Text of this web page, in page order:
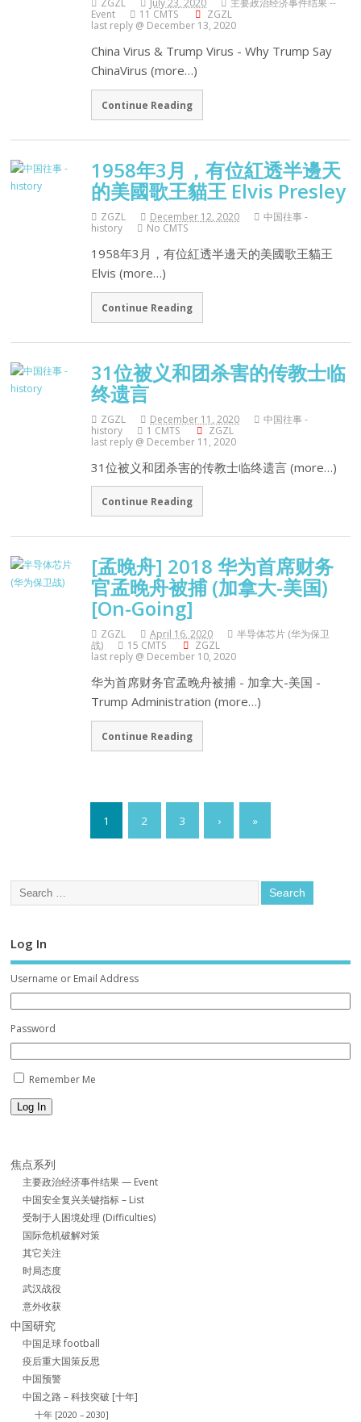
ZGZL July 23, 2020
主要政治经济事件结果 --
Event
11 CMTS
ZGZL
last reply @ December 13, 2020
China Virus & Trump Virus - Why Trump Say
ChinaVirus (more…)
Continue Reading
1958年3月，有位紅透半邊天
的美國歌王貓王 Elvis Presley
ZGZL December 12, 2020
中国往事 -
history
No CMTS
1958年3月，有位紅透半邊天的美國歌王貓王
Elvis (more…)
Continue Reading
31位被义和团杀害的传教士临
终遗言
ZGZL December 11, 2020
中国往事 -
history
1 CMTS
ZGZL
last reply @ December 11, 2020
31位被义和团杀害的传教士临终遗言 (more…)
Continue Reading
[孟晚舟] 2018 华为首席财务
官孟晚舟被捕 (加拿大-美国)
[On-Going]
ZGZL April 16, 2020
半导体芯片 (华为保卫
战)
15 CMTS
ZGZL
last reply @ December 10, 2020
华为首席财务官孟晚舟被捕 - 加拿大-美国 -
Trump Administration (more…)
Continue Reading
1 2 3 › »
Log In
Username or Email Address
Password
Remember Me
Log In
焦点系列
主要政治经济事件结果 — Event
中国安全复兴关键指标 – List
受制于人困境处理 (Difficulties)
国际危机破解对策
其它关注
时局态度
武汉战役
意外收获
中国研究
中国足球 football
疫后重大国策反思
中国预警
中国之路 – 科技突破 [十年]
十年 [2020 – 2030]